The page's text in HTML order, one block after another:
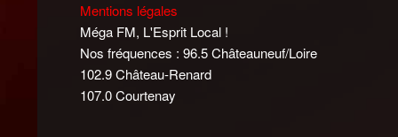
Mentions légales
Méga FM, L'Esprit Local !
Nos fréquences : 96.5 Châteauneuf/Loire
102.9 Château-Renard
107.0 Courtenay